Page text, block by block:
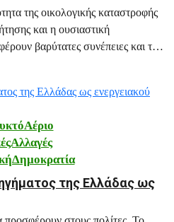
της οικολογικής καταστροφής
και η ουσιαστική
βαρύτατες συνέπειες και το
μας.
της Ελλάδας ως